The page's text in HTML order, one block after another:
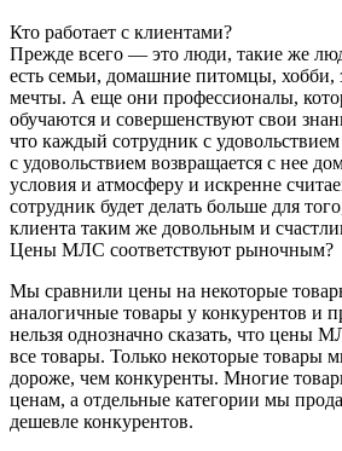
Кто работает с клиентами?
Прежде всего — это люди, такие же
есть семьи, домашние питомцы, хобби,
мечты. А еще они профессионалы,
обучаются и совершенствуют свои
что каждый сотрудник с
с удовольствием возвращается с нее
условия и атмосферу и искренне
сотрудник будет делать больше для
клиента таким же довольным и
Цены МЛС соответствуют рыночным?
Мы сравнили цены на некоторые
аналогичные товары у конкурентов и
нельзя однозначно сказать, что цены
все товары. Только некоторые товары
дороже, чем конкуренты. Многие
ценам, а отдельные категории мы
дешевле конкурентов.